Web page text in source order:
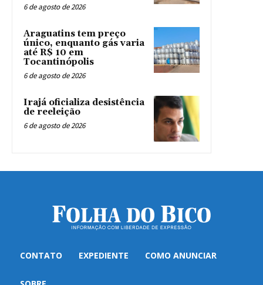
6 de agosto de 2026
Araguatins tem preço
único, enquanto gás varia
até R$ 10 em
Tocantinópolis
6 de agosto de 2026
Irajá oficializa desistência
de reeleição
6 de agosto de 2026
CONTATO EXPEDIENTE COMO ANUNCIAR